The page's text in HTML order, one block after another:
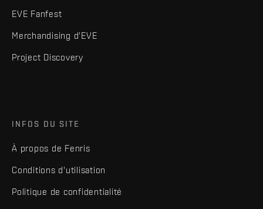
EVE Fanfest
Merchandising d'EVE
Project Discovery
INFOS DU SITE
À propos de Fenris
Conditions d'utilisation
Politique de confidentialité